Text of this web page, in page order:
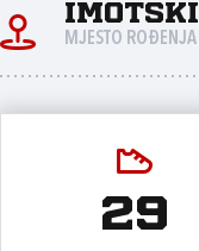
Imotski
MJESTO ROĐENJA
29